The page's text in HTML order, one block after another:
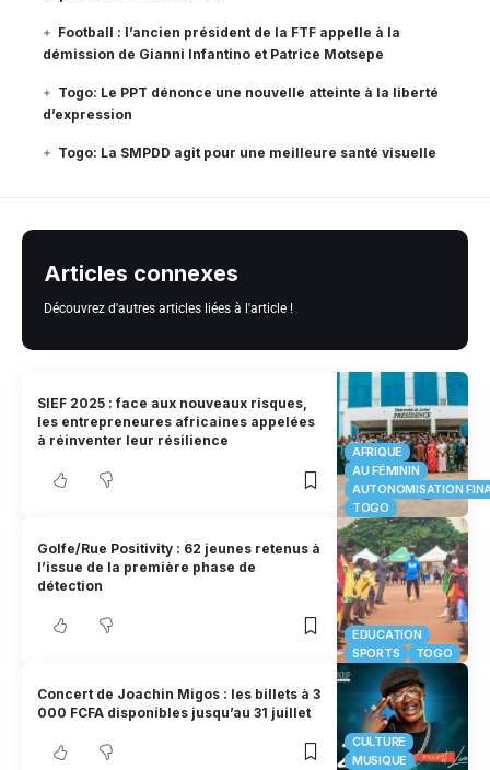
Football : l’ancien président de la FTF appelle à la
démission de Gianni Infantino et Patrice Motsepe
Togo: Le PPT dénonce une nouvelle atteinte à la liberté
d’expression
Togo: La SMPDD agit pour une meilleure santé visuelle
Articles connexes
Découvrez d'autres articles liées à l'article !
AFRIQUE
AU FÉMININ
AUTONOMISATION
TOGO
SIEF 2025 : face aux nouveaux risques,
les entrepreneures africaines appelées
à réinventer leur résilience
EDUCATION
SPORTS
TOGO
Golfe/Rue Positivity : 62 jeunes retenus à
l’issue de la première phase de
détection
CULTURE
MUSIQUE
Concert de Joachin Migos : les billets à 3
000 FCFA disponibles jusqu’au 31 juillet